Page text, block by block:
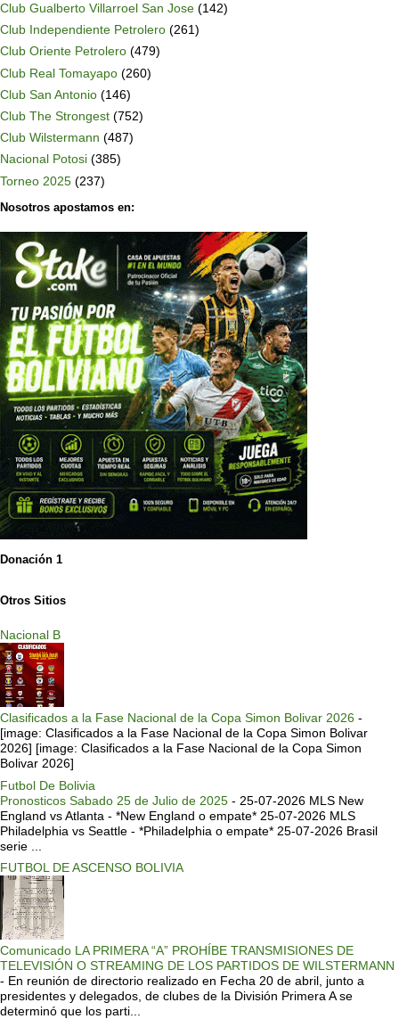
Club Gualberto Villarroel San Jose (142)
Club Independiente Petrolero (261)
Club Oriente Petrolero (479)
Club Real Tomayapo (260)
Club San Antonio (146)
Club The Strongest (752)
Club Wilstermann (487)
Nacional Potosi (385)
Torneo 2025 (237)
Nosotros apostamos en:
Donación 1
Otros Sitios
Nacional B
Clasificados a la Fase Nacional de la Copa Simon Bolivar 2026 -
[image: Clasificados a la Fase Nacional de la Copa Simon Bolivar
2026] [image: Clasificados a la Fase Nacional de la Copa Simon
Bolivar 2026]
Futbol De Bolivia
Pronosticos Sabado 25 de Julio de 2025 - 25-07-2026 MLS New
England vs Atlanta - *New England o empate* 25-07-2026 MLS
Philadelphia vs Seattle - *Philadelphia o empate* 25-07-2026 Brasil
serie ...
FUTBOL DE ASCENSO BOLIVIA
Comunicado LA PRIMERA “A” PROHÍBE TRANSMISIONES DE
TELEVISIÓN O STREAMING DE LOS PARTIDOS DE WILSTERMANN
- En reunión de directorio realizado en Fecha 20 de abril, junto a
presidentes y delegados, de clubes de la División Primera A se
determinó que los parti...